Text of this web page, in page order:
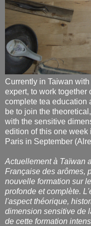
Currently in Taiwan
expert, to work together
complete tea education
be to join the
with the sensitive
edition of this one
Paris in September
Actuellement à Taïwan
Française des arômes,
nouvelle formation sur
profonde et complète.
l'aspect théorique,
dimension sensitive de
de cette formation